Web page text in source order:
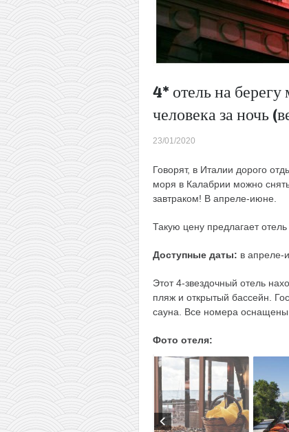
4* отель на берегу
человека за ночь
23/01/2020
Говорят, в Италии дорого
моря в Калабрии можно
завтраком! В апреле-июне.
Такую цену предлагает отель
Доступные даты: в апреле-
Этот 4-звездочный отель
пляж и открытый бассейн.
сауна. Все номера оснащены
Фото отеля: